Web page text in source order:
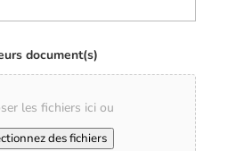
document(s)
les fichiers ici ou
des fichiers